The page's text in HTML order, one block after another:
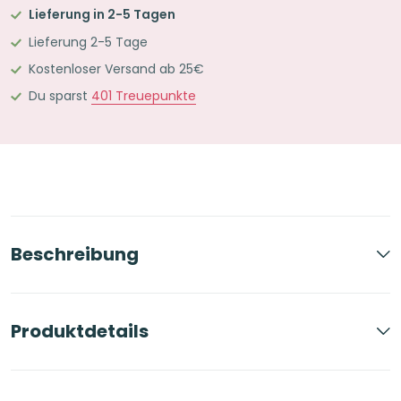
Türkis-
Lila
Menge
Lieferung in 2-5 Tagen
Lieferung 2-5 Tage
Kostenloser Versand ab 25€
Du sparst 401 Treuepunkte
Beschreibung
Produktdetails